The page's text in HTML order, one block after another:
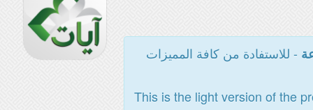
- للاستفادة من كافة المميزات
This is the light version of the